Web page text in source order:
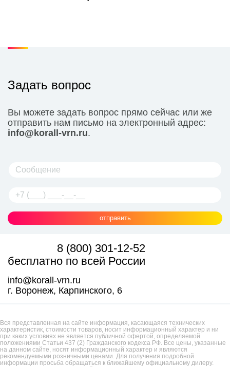
Задать вопрос
Вы можете задать вопрос прямо сейчас или же
отправить нам письмо на электронный адрес:
info@korall-vrn.ru.
отправить
8 (800) 301-12-52
бесплатно по всей России
info@korall-vrn.ru
г. Воронеж, Карпинского, 6
Вся представленная на сайте информация, касающаяся технических
характеристик, стоимости товаров, носит информационный характер и ни
при каких условиях не является публичной офертой, определяемой
положениями Статьи 437 (2) Гражданского кодекса РФ. Все цены, указанные
на данном сайте, носят информационный характер и являются
рекомендуемыми розничными ценами. Для получения подробной
информации просьба обращаться к ближайшему официальному дилеру.